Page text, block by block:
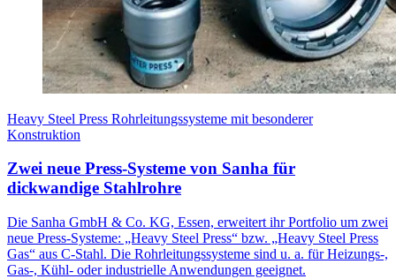
Heavy Steel Press Rohrleitungssysteme mit besonderer
Konstruktion
Zwei neue Press-Systeme von Sanha für
dickwandige Stahlrohre
Die Sanha GmbH & Co. KG, Essen, erweitert ihr Portfolio um zwei
neue Press-Systeme: „Heavy Steel Press“ bzw. „Heavy Steel Press
Gas“ aus C-Stahl. Die Rohrleitungssysteme sind u. a. für Heizungs-,
Gas-, Kühl- oder industrielle Anwendungen geeignet.